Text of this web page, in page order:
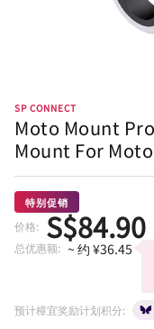
SP CONNECT
Moto Mount
Mount For
特别促销
价格: S$84.90
总优惠额: ~ 约 ¥36.45
预计樟宜奖励计划积分: